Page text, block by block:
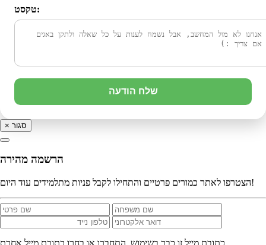
טקסט:
שלח הודעה
× סגור
הרשמה מהירה
הצטרפו לאתר כמורים פרטיים והתחילו לקבל פניות מתלמידים עוד היום!